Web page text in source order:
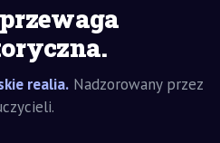
realia.Nadzorowany przez